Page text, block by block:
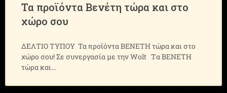
Τα προϊόντα Βενέτη τώρα και στο
χώρο σου
ΔΕΛΤΙΟ ΤΥΠΟΥ Τα προϊόντα ΒΕΝΕΤΗ τώρα και στο
χώρο σου! Σε συνεργασία με την Wοlt Tα ΒΕΝΕΤΗ
τώρα και